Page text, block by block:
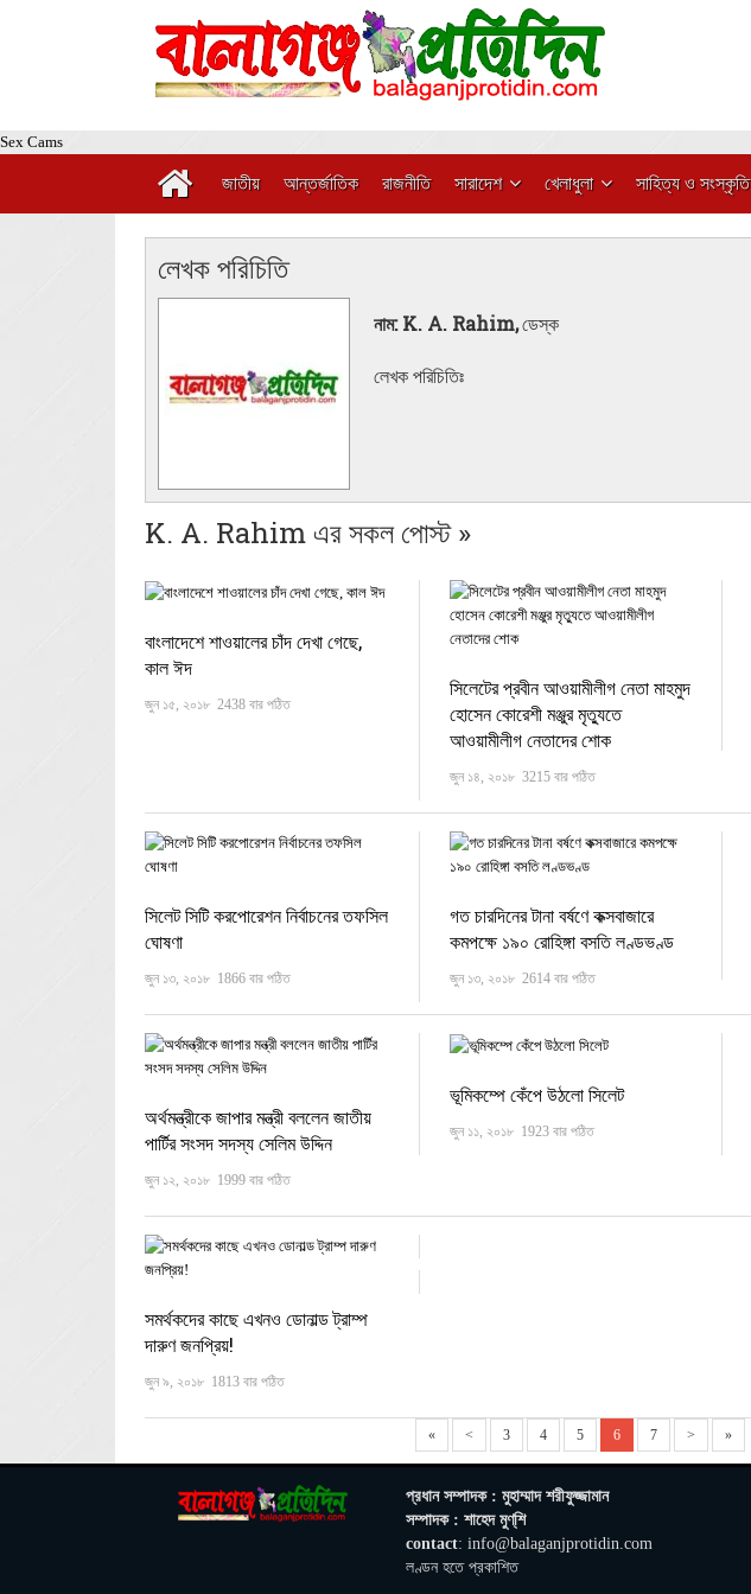
Sex Cams
জাতীয় আন্তর্জাতিক রাজনীতি সারাদেশ খেলাধুলা সাহিত্য ও সংস্কৃতি
লেখক পরিচিতি
নাম: K. A. Rahim,ডেস্ক
লেখক পরিচিতিঃ
K. A. Rahim এর সকল পোস্ট »
বাংলাদেশে শাওয়ালের চাঁদ দেখা গেছে,
কাল ঈদ
জুন ১৫, ২০১৮ 2438 বার পঠিত
সিলেটের প্রবীন আওয়ামীলীগ নেতা মাহমুদ
হোসেন কোরেশী মঞ্জুর মৃত্যুতে
আওয়ামীলীগ নেতাদের শোক
জুন ১৪, ২০১৮ 3215 বার পঠিত
সিলেট সিটি করপোরেশন নির্বাচনের তফসিল
ঘোষণা
জুন ১৩, ২০১৮ 1866 বার পঠিত
গত চারদিনের টানা বর্ষণে কক্সবাজারে
কমপক্ষে ১৯০ রোহিঙ্গা বসতি লণ্ডভণ্ড
জুন ১৩, ২০১৮ 2614 বার পঠিত
অর্থমন্ত্রীকে জাপার মন্ত্রী বললেন জাতীয়
পার্টির সংসদ সদস্য সেলিম উদ্দিন
জুন ১২, ২০১৮ 1999 বার পঠিত
ভূমিকম্পে কেঁপে উঠলো সিলেট
জুন ১১, ২০১৮ 1923 বার পঠিত
সমর্থকদের কাছে এখনও ডোনাল্ড ট্রাম্প
দারুণ জনপ্রিয়!
জুন ৯, ২০১৮ 1813 বার পঠিত
« < 3 4 5 6 7 > »
প্রধান সম্পাদক : মুহাম্মাদ শরীফুজ্জামান
সম্পাদক : শাহেদ মুণ্‌শি
contact: info@balaganjprotidin.com
লণ্ডন হতে প্রকাশিত